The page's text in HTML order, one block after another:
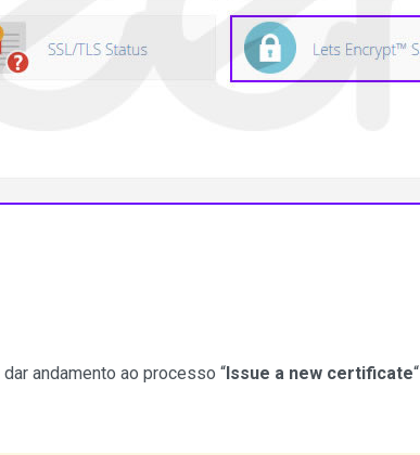
dar andamento ao processo “Issue a new certificate“